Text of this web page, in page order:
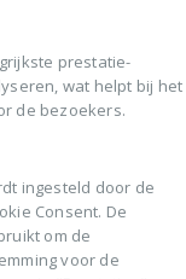
prestatie-
wat helpt bij het
de bezoekers.
ingesteld door de
Consent. De
om de
voor de